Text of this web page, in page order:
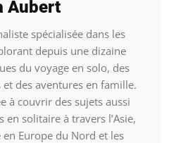
Aubert
spécialisée dans les
depuis une dizaine
du voyage en solo, des
des aventures en famille.
à couvrir des sujets aussi
solitaire à travers l’Asie,
Europe du Nord et les